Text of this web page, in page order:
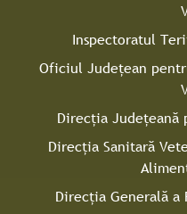
Inspectoratul
Oficiul Judeţean
Direcţia Județeană
Direcţia Sanitară
Direcţia Generală a